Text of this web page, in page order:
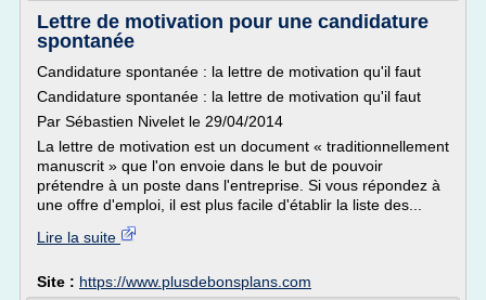
Lettre de motivation pour une candidature
spontanée
Candidature spontanée : la lettre de motivation qu'il faut
Candidature spontanée : la lettre de motivation qu'il faut
Par Sébastien Nivelet le 29/04/2014
La lettre de motivation est un document « traditionnellement
manuscrit » que l'on envoie dans le but de pouvoir
prétendre à un poste dans l'entreprise. Si vous répondez à
une offre d'emploi, il est plus facile d'établir la liste des...
Lire la suite
Site : https://www.plusdebonsplans.com